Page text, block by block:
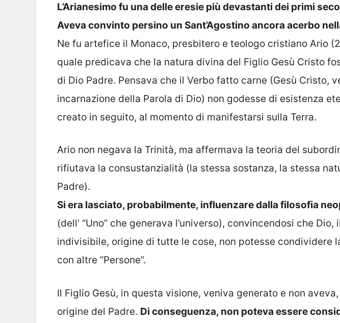
L’Arianesimo fu una delle eresie più devastanti dei primi
Aveva convinto persino un Sant’Agostino ancora acerbo
Ne fu artefice il Monaco, presbitero e teologo cristiano Ario
quale predicava che la natura divina del Figlio Gesù Cristo
di Dio Padre. Pensava che il Verbo fatto carne (Gesù Cristo,
incarnazione della Parola di Dio) non godesse di esistenza
creato in seguito, al momento di manifestarsi sulla Terra.
Ario non negava la Trinità, ma affermava la teoria del
rifiutava la consustanzialità (la stessa sostanza, la stessa
Padre).
Si era lasciato, probabilmente, influenzare dalla filosofia
(dell’ “Uno” che generava l’universo), convincendosi che
indivisibile, origine di tutte le cose, non potesse condividere
con altre “Persone”.
Il Figlio Gesù, in questa visione, veniva generato e non
origine del Padre. Di conseguenza, non poteva essere